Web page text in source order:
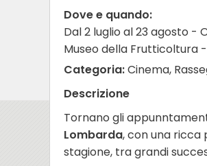
Dove e quando:
Dal 2 luglio al 23 agosto -
Museo della Frutticoltura -
Categoria:Cinema,
Descrizione
Tornano gli
Lombarda, con una ricca
stagione, tra grandi